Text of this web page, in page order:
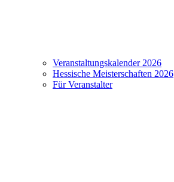
Veranstaltungskalender 2026
Hessische Meisterschaften 2026
Für Veranstalter